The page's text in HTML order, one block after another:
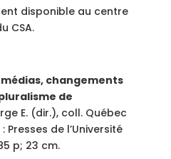
disponible au centre
CSA.
changements
de
E. (dir.), coll. Québec
Presses de l’Université
p; 23 cm.